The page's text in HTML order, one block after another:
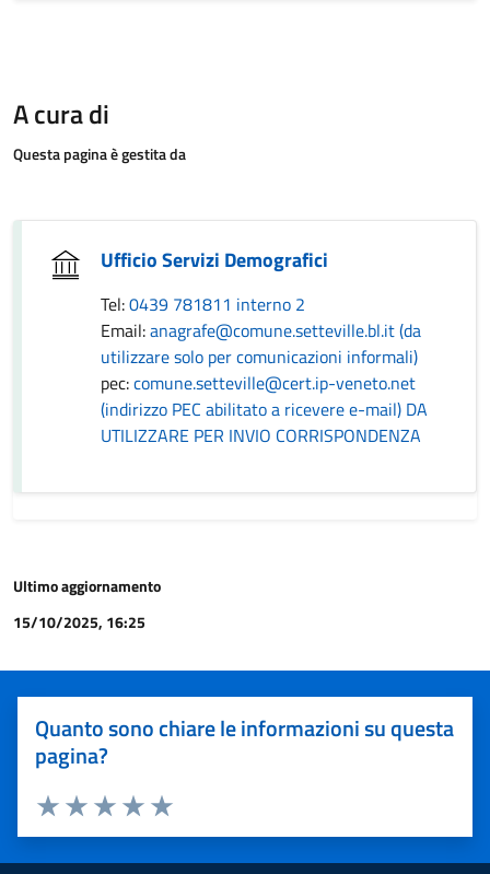
A cura di
Questa pagina è gestita da
Ufficio Servizi Demografici
Tel:0439 781811 interno 2
Email:anagrafe@comune.setteville.bl.it (da
utilizzare solo per comunicazioni informali)
pec:comune.setteville@cert.ip-veneto.net
(indirizzo PEC abilitato a ricevere e-mail) DA
UTILIZZARE PER INVIO CORRISPONDENZA
Ultimo aggiornamento
15/10/2025, 16:25
Quanto sono chiare le informazioni su questa
pagina?
Valuta 5 stelle su 5
Valuta 4 stelle su 5
Valuta 3 stelle su 5
Valuta 2 stelle su 5
Valuta 1 stelle su 5